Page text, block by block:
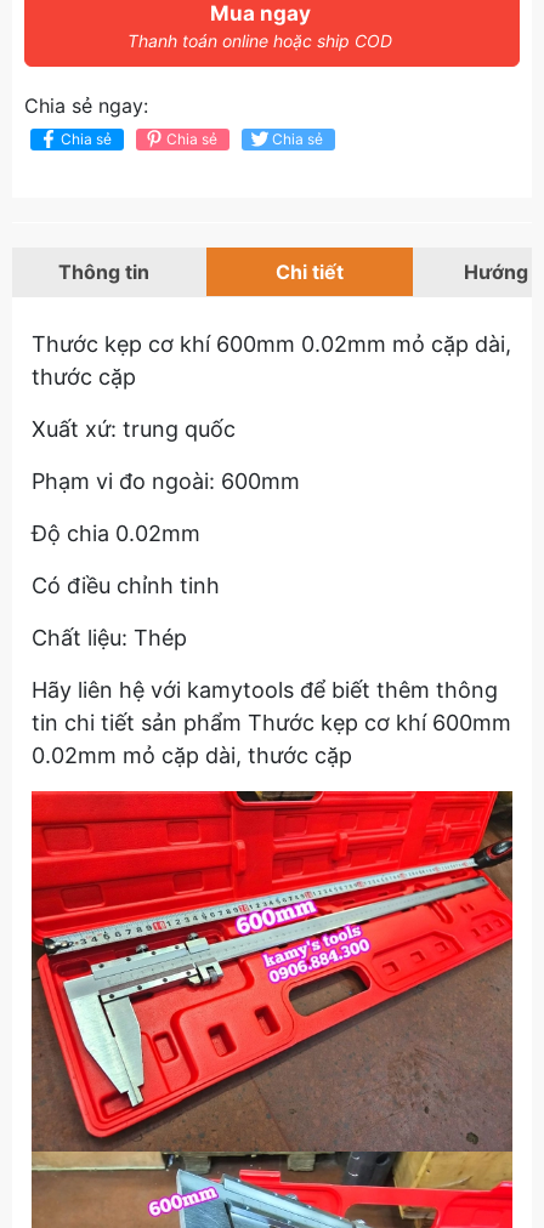
Mua ngay
Thanh toán online hoặc ship COD
Chia sẻ ngay:
Chia sẻ Chia sẻ Chia sẻ
Thông tin Chi tiết Hướng
Thước kẹp cơ khí 600mm 0.02mm mỏ cặp dài,
thước cặp
Xuất xứ: trung quốc
Phạm vi đo ngoài: 600mm
Độ chia 0.02mm
Có điều chỉnh tinh
Chất liệu: Thép
Hãy liên hệ với kamytools để biết thêm thông
tin chi tiết sản phẩm Thước kẹp cơ khí 600mm
0.02mm mỏ cặp dài, thước cặp